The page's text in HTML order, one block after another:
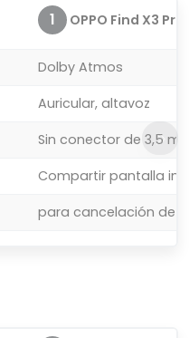
1 OPPO Find X3 Pro
Dolby Atmos
Auricular, altavoz
Sin conector de 3,5
Compartir pantalla
para cancelación de